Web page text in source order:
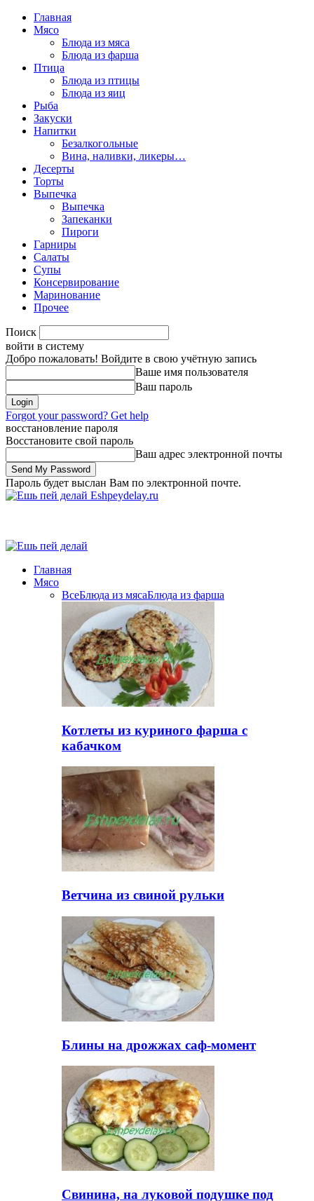
Главная
Мясо
Блюда из мяса
Блюда из фарша
Птица
Блюда из птицы
Блюда из яиц
Рыба
Закуски
Напитки
Безалкогольные
Вина, наливки, ликеры…
Десерты
Торты
Выпечка
Выпечка
Запеканки
Пироги
Гарниры
Салаты
Супы
Консервирование
Маринование
Прочее
Поиск
войти в систему
Добро пожаловать! Войдите в свою учётную запись
Ваше имя пользователя
Ваш пароль
Forgot your password? Get help
восстановление пароля
Восстановите свой пароль
Ваш адрес электронной почты
Пароль будет выслан Вам по электронной почте.
Eshpeydelay.ru
Главная
Мясо
ВсеБлюда из мясаБлюда из фарша
Котлеты из куриного фарша с
кабачком
Ветчина из свиной рульки
Блины на дрожжах саф-момент
Свинина, на луковой подушке под